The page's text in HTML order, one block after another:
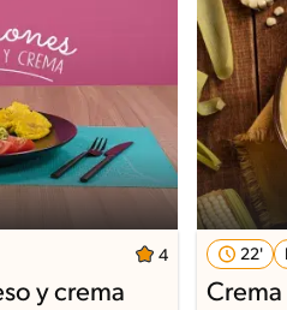
4
y crema
22'